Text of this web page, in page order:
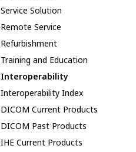
Service Solution
Remote Service
Refurbishment
Training and Education
Interoperability
Interoperability Index
DICOM Current Products
DICOM Past Products
IHE Current Products